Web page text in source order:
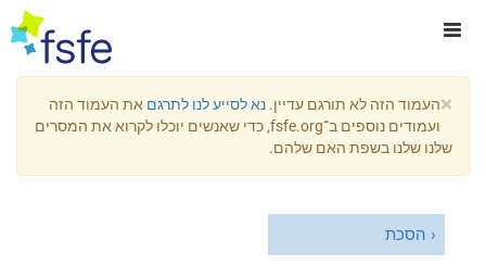
×העמוד הזה לא תורגם עדיין. נא לסייע לנו לתרגם את העמוד הזה
ועמודים נוספים ב־fsfe.org, כדי שאנשים יוכלו לקרוא את המסרים
שלנו שלנו בשפת האם שלהם.
הסכת